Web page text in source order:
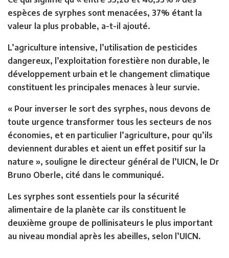
espèces de syrphes sont menacées, 37% étant la
valeur la plus probable, a-t-il ajouté.
L’agriculture intensive, l’utilisation de pesticides
dangereux, l’exploitation forestière non durable, le
développement urbain et le changement climatique
constituent les principales menaces à leur survie.
« Pour inverser le sort des syrphes, nous devons de
toute urgence transformer tous les secteurs de nos
économies, et en particulier l’agriculture, pour qu’ils
deviennent durables et aient un effet positif sur la
nature », souligne le directeur général de l’UICN, le Dr
Bruno Oberle, cité dans le communiqué.
Les syrphes sont essentiels pour la sécurité
alimentaire de la planète car ils constituent le
deuxième groupe de pollinisateurs le plus important
au niveau mondial après les abeilles, selon l’UICN.